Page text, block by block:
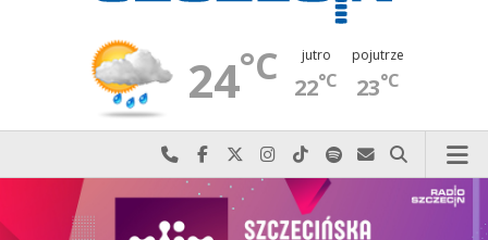
24°C jutro
22°C
pojutrze
23°C
Najlepiej po prostu do nas zadzwoń
Odwiedź nas na Facebook-u
Odwiedź nas na X
Odwiedź nas na Instagram-ie
Odwiedź nas na TikTok-u
Szukaj nas na Spotify
Wyślij do nas
Szukaj